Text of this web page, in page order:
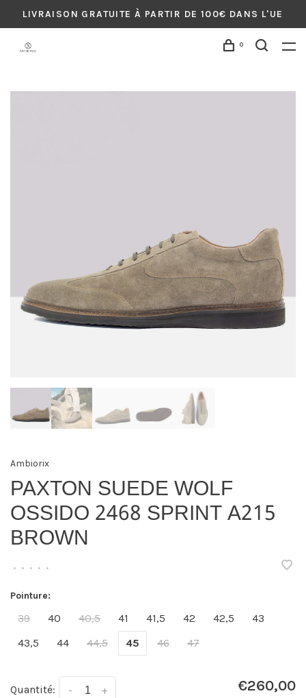
LIVRAISON GRATUITE À PARTIR DE 100€ DANS L'UE
0
Ambiorix
PAXTON SUEDE WOLF
OSSIDO 2468 SPRINT A215
BROWN
• • • • •
Pointure:
39 40 40,5 41 41,5 42 42,5
43
43,5
44 44,5 45 46 47
Quantité: +
- €260,00